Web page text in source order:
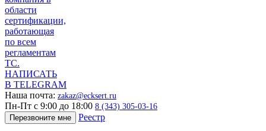
НАПИСАТЬ
В TELEGRAM
Наша почта: zakaz@ecksert.ru
Пн-Пт с 9:00 до 18:00 8 (343) 305-03-16
Перезвоните мне
Реестр